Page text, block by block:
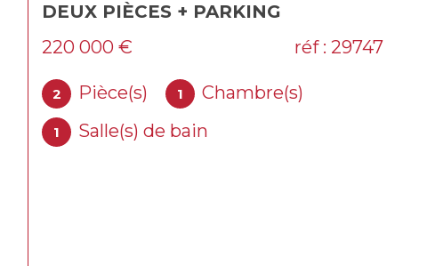
238M²
6 409 € / mois
réf : 28087bx